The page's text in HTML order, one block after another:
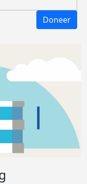
Doneer